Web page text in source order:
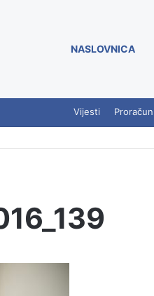
NASLOVNICA
Vijesti Proračun